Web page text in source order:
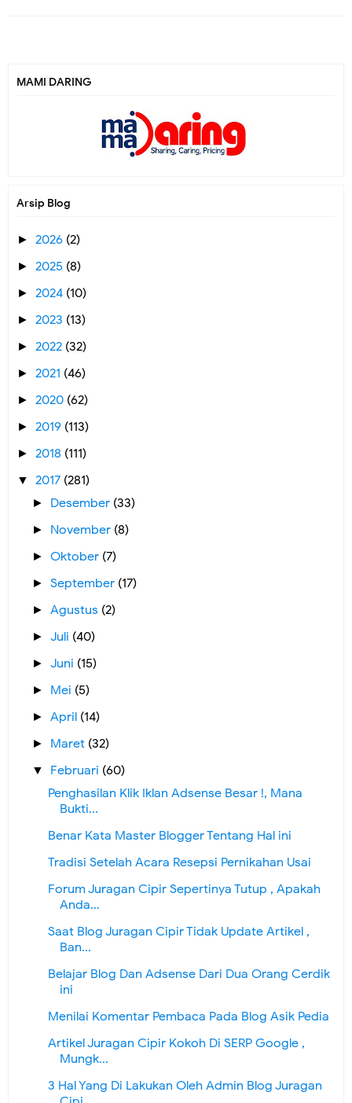
MAMI DARING
Arsip Blog
► 2026 (2)
► 2025 (8)
► 2024 (10)
► 2023 (13)
► 2022 (32)
► 2021 (46)
► 2020 (62)
► 2019 (113)
► 2018 (111)
▼ 2017 (281)
► Desember (33)
► November (8)
►Oktober (7)
►September (17)
►Agustus (2)
►Juli (40)
►Juni (15)
► Mei (5)
►April (14)
► Maret (32)
▼ Februari (60)
Penghasilan Klik Iklan Adsense Besar !, Mana
Bukti...
Benar Kata Master Blogger Tentang Hal ini
Tradisi Setelah Acara Resepsi Pernikahan Usai
Forum Juragan Cipir Sepertinya Tutup , Apakah
Anda...
Saat Blog Juragan Cipir Tidak Update Artikel ,
Ban...
Belajar Blog Dan Adsense Dari Dua Orang Cerdik
ini
Menilai Komentar Pembaca Pada Blog Asik Pedia
Artikel Juragan Cipir Kokoh Di SERP Google ,
Mungk...
3 Hal Yang Di Lakukan Oleh Admin Blog Juragan